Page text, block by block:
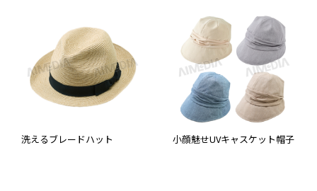
洗えるブレードハット 小顔魅せUVキャスケット帽子